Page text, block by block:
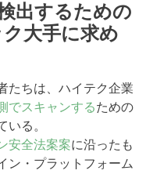
出するための
大手に求め
たちは、ハイテク企業
でスキャンするための
る。
安全法案案に沿ったも
ン・プラットフォーム